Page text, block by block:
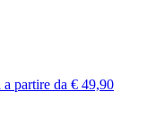
a partire da € 49,90